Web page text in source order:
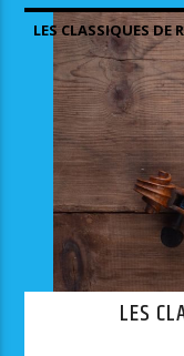
LES CLASSIQUES DE
LES